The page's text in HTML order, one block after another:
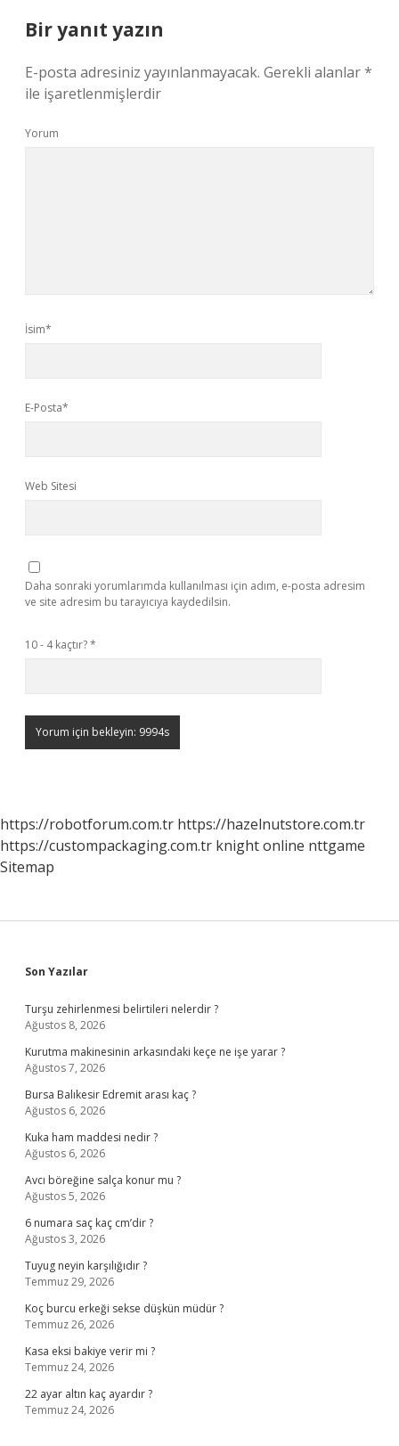
Bir yanıt yazın
E-posta adresiniz yayınlanmayacak. Gerekli alanlar*
ile işaretlenmişlerdir
Yorum
İsim*
E-Posta*
Web Sitesi
Daha sonraki yorumlarımda kullanılması için adım, e-posta adresim
ve site adresim bu tarayıcıya kaydedilsin.
10 - 4 kaçtır?*
https://robotforum.com.tr https://hazelnutstore.com.tr
https://custompackaging.com.tr knight online nttgame
Sitemap
Sidebar
Son Yazılar
Turşu zehirlenmesi belirtileri nelerdir ?
Ağustos 8, 2026
Kurutma makinesinin arkasındaki keçe ne işe yarar ?
Ağustos 7, 2026
Bursa Balıkesir Edremit arası kaç ?
Ağustos 6, 2026
Kuka ham maddesi nedir ?
Ağustos 6, 2026
Avcı böreğine salça konur mu ?
Ağustos 5, 2026
6 numara saç kaç cm’dir ?
Ağustos 3, 2026
Tuyug neyin karşılığıdır ?
Temmuz 29, 2026
Koç burcu erkeği sekse düşkün müdür ?
Temmuz 26, 2026
Kasa eksi bakiye verir mi ?
Temmuz 24, 2026
22 ayar altın kaç ayardır ?
Temmuz 24, 2026